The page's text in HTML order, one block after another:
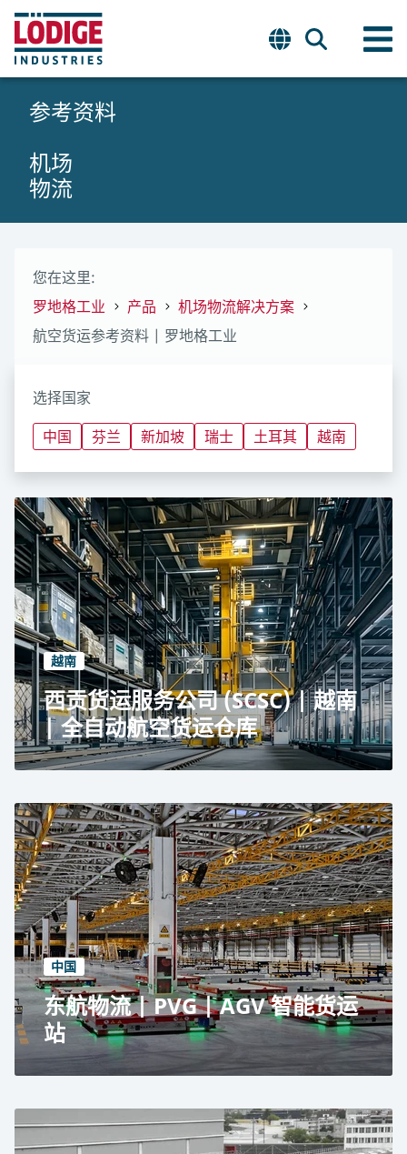
参考资料
机场
物流
您在这里:
罗地格工业
产品
机场物流解决方案
航空货运参考资料 | 罗地格工业
选择国家
中国
芬兰 新加坡 瑞士 土耳其 越南
越南
西贡货运服务公司 (SCSC) | 越南
| 全自动航空货运仓库
SCSC Air Cargo Automation System in Ho Chi
Minh City
Capacity expansion required without
interrupting operations.
Second ETV, 150 extra storage positions and
upgraded PLC implemented.
中国
东航物流 | PVG | AGV 智能货运
站